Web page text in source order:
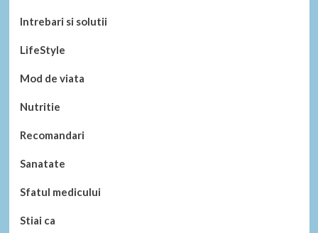
Intrebari si solutii
LifeStyle
Mod de viata
Nutritie
Recomandari
Sanatate
Sfatul medicului
Stiai ca